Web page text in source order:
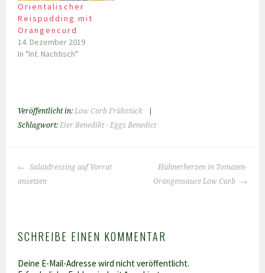
Orientalischer
Reispudding mit
Orangencurd
14. Dezember 2019
In "Int. Nachtisch"
Veröffentlicht in: Low Carb Frühstück
Schlagwort: Eier Benedikt - Eggs Benedict
BEITRAGS-
NAVIGATION
Salatdressing auf Vorrat
ansetzen
Hühnerherzen in Tomaten-
Orangensauce Low Carb
SCHREIBE EINEN KOMMENTAR
Deine E-Mail-Adresse wird nicht veröffentlicht.